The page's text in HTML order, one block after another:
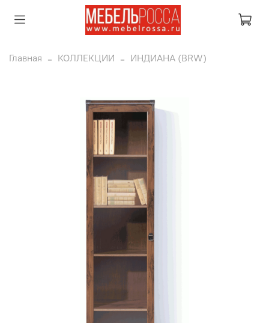
Главная КОЛЛЕКЦИИ ИНДИАНА (BRW)